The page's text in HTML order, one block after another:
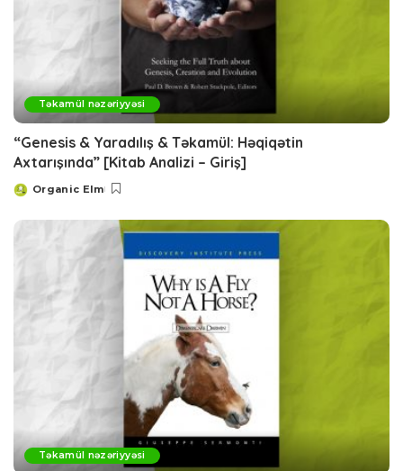
Təkamül nəzəriyyəsi
“Genesis & Yaradılış & Təkamül: Həqiqətin
Axtarışında” [Kitab Analizi – Giriş]
Posted
Organic Elm
Təkamül nəzəriyyəsi